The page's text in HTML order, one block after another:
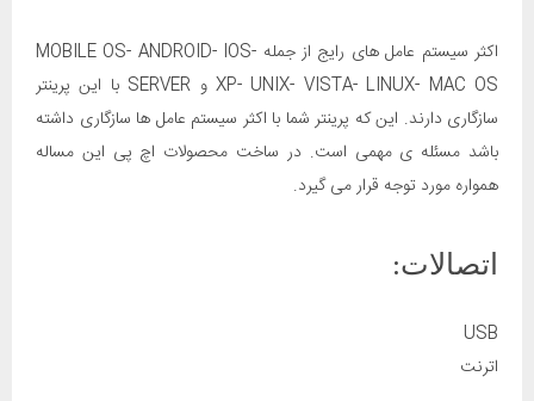
اکثر سیستم عامل های رایج از جمله MOBILE OS- ANDROID- IOS-
XP- UNIX- VISTA- LINUX- MAC OS و SERVER با این پرینتر
سازگاری دارند. این که پرینتر شما با اکثر سیستم عامل ها سازگاری داشته
باشد مسئله ی مهمی است. در ساخت محصولات اچ پی این مساله
همواره مورد توجه قرار می گیرد.
اتصالات:
USB
اترنت